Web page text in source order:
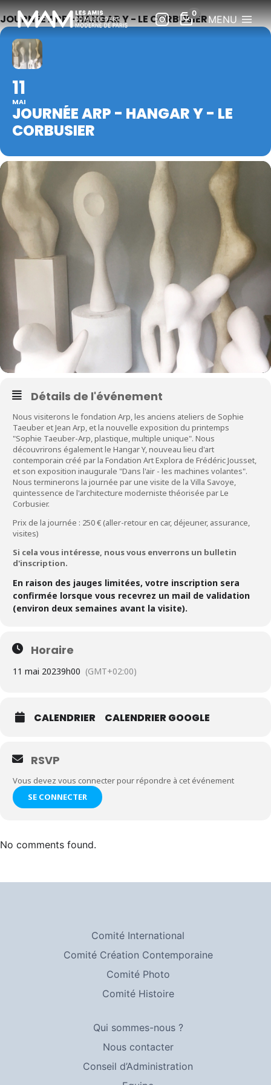
MENU
JOURNÉE ARP - HANGAR Y - LE CORBUSIER
11
MAI
JOURNÉE ARP - HANGAR Y - LE
CORBUSIER
Détails de l'événement
Nous visiterons le fondation Arp, les anciens ateliers de Sophie
Taeuber et Jean Arp, et la nouvelle exposition du printemps
"Sophie Taeuber-Arp, plastique, multiple unique". Nous
découvrirons également le Hangar Y, nouveau lieu d'art
contemporain créé par la Fondation Art Explora de Frédéric Jousset,
et son exposition inaugurale "Dans l'air - les machines volantes".
Nous terminerons la journée par une visite de la Villa Savoye,
quintessence de l'architecture moderniste théorisée par Le
Corbusier.
Prix de la journée : 250 € (aller-retour en car, déjeuner, assurance,
visites)
Si cela vous intéresse, nous vous enverrons un bulletin
d'inscription.
En raison des jauges limitées, votre inscription sera
confirmée lorsque vous recevrez un mail de validation
(environ deux semaines avant la visite).
Horaire
11 mai 20239h00 (GMT+02:00)
CALENDRIER CALENDRIER GOOGLE
RSVP
Vous devez vous connecter pour répondre à cet événement
SE CONNECTER
No comments found.
Comité International
Comité Création Contemporaine
Comité Photo
Comité Histoire
Qui sommes-nous ?
Nous contacter
Conseil d’Administration